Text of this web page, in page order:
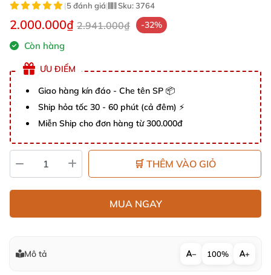
|5 đánh giá| Sku:3764
2.000.000₫ 2.941.000₫ -32%
Còn hàng
ƯU ĐIỂM
Giao hàng kín đáo - Che tên SP 📦
Ship hỏa tốc 30 - 60 phút (cả đêm) ⚡
Miễn Ship cho đơn hàng từ 300.000đ
🛒 THÊM VÀO GIỎ
MUA NGAY
Mô tả − 100% +